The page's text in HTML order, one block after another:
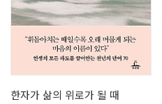
한자가 삶의 위로가 될 때